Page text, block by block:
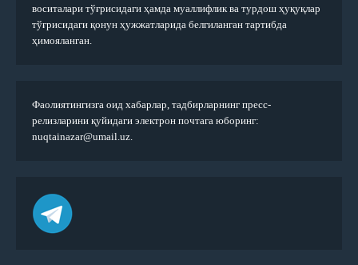
воситалари тўғрисидаги ҳамда муаллифлик ва турдош ҳуқуқлар
тўғрисидаги қонун ҳужжатларида белгиланган тартибда
ҳимояланган.
Фаолиятингизга оид хабарлар, тадбирларнинг пресс-
релизларини қуйидаги электрон почтага юборинг:
nuqtainazar@umail.uz.